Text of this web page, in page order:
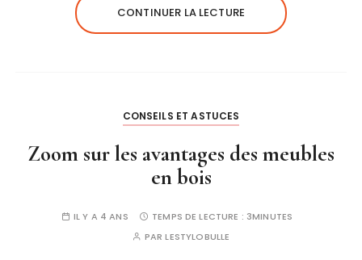
CONTINUER LA LECTURE
CONSEILS ET ASTUCES
Zoom sur les avantages des meubles
en bois
IL Y A 4 ANS TEMPS DE LECTURE : 3MINUTES
PARLESTYLOBULLE